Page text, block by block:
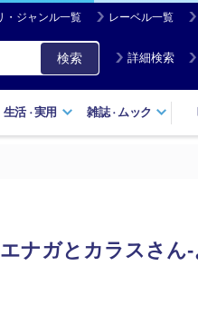
・ジャンル一覧 レーベル一覧
検索 詳細検索
生活・実用 雑誌・ ムック
ナガとカラスさん‐